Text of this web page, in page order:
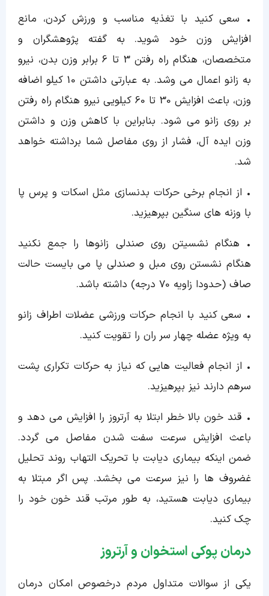
• سعی کنید با تغذیه مناسب و ورزش کردن، مانع
افزایش وزن خود شوید. به گفته پژوهشگران و
متخصصان، هنگام راه رفتن 3 تا 6 برابر وزن بدن، نیرو
به زانو اعمال می وشد. به عبارتی داشتن 10 کیلو اضافه
وزن، باعث افزایش 30 تا 60 کیلویی نیرو هنگام راه رفتن
بر روی زانو می شود. بنابراین با کاهش وزن و داشتن
وزن ایده آل، فشار از روی مفاصل شما برداشته خواهد
شد.
• از انجام برخی حرکات بدنسازی مثل اسکات و پرس پا
با وزنه های سنگین بپرهیزید.
• هنگام نشسیتن روی صندلی زانوها را جمع نکنید
هنگام نشستن روی مبل و صندلی پا می بایست حالت
صاف (حدودا زاویه 70 درجه) داشته باشد.
• سعی کنید با انجام حرکات ورزشی عضلات اطراف زانو
به ویژه عضله چهار سر ران را تقویت کنید.
• از انجام فعالیت هایی که نیاز به حرکات تکراری پشت
سرهم دارند نیز بپرهیزید.
• قند خون بالا خطر ابتلا به آرتروز را افزایش می دهد و
باعث افزایش سرعت سفت شدن مفاصل می گردد.
ضمن اینکه بیماری دیابت با تحریک التهاب روند تحلیل
غضروف ها را نیز سرعت می بخشد. پس اگر مبتلا به
بیماری دیابت هستید، به طور مرتب قند خون خود را
چک کنید.
درمان پوکی استخوان و آرتروز
یکی از سوالات متداول مردم درخصوص امکان درمان